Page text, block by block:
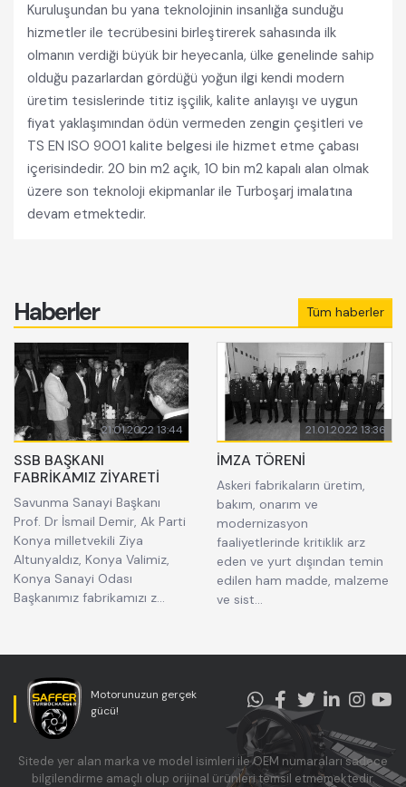
Kuruluşundan bu yana teknolojinin insanlığa sunduğu
hizmetler ile tecrübesini birleştirerek sahasında ilk
olmanın verdiği büyük bir heyecanla, ülke genelinde sahip
olduğu pazarlardan gördüğü yoğun ilgi kendi modern
üretim tesislerinde titiz işçilik, kalite anlayışı ve uygun
fiyat yaklaşımından ödün vermeden zengin çeşitleri ve
TS EN ISO 9001 kalite belgesi ile hizmet etme çabası
içerisindedir. 20 bin m2 açık, 10 bin m2 kapalı alan olmak
üzere son teknoloji ekipmanlar ile Turboşarj imalatına
devam etmektedir.
Haberler Tüm haberler
21.01.2022 13:44
SSB BAŞKANI
FABRİKAMIZ ZİYARETİ
Savunma Sanayi Başkanı
Prof. Dr İsmail Demir, Ak Parti
Konya milletvekili Ziya
Altunyaldız, Konya Valimiz,
Konya Sanayi Odası
Başkanımız fabrikamızı z...
21.01.2022 13:36
İMZA TÖRENİ
Askeri fabrikaların üretim,
bakım, onarım ve
modernizasyon
faaliyetlerinde kritiklik arz
eden ve yurt dışından temin
edilen ham madde, malzeme
ve sist...
Motorunuzun gerçek
gücü!
Sitede yer alan marka ve model isimleri ile OEM numaraları sadece
bilgilendirme amaçlı olup orijinal ürünleri temsil etmemektedir.